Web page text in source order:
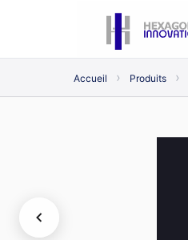
Accueil › Produits ›